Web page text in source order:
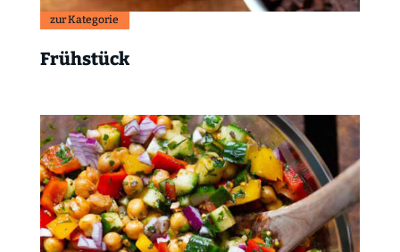
zur Kategorie
Frühstück